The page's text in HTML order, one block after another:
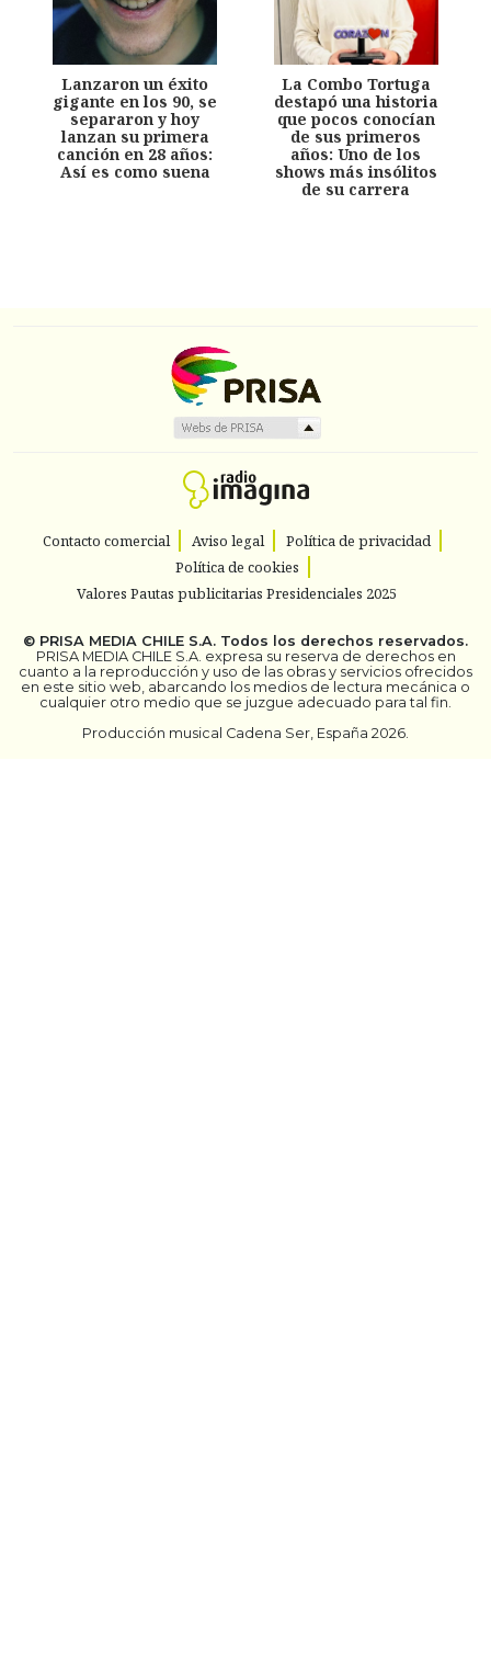
Lanzaron un éxito
gigante en los 90, se
separaron y hoy
lanzan su primera
canción en 28 años:
Así es como suena
La Combo Tortuga
destapó una historia
que pocos conocían
de sus primeros
años: Uno de los
shows más insólitos
de su carrera
Contacto comercial Aviso legal
Política de privacidad
Política de cookies
Valores Pautas publicitarias Presidenciales 2025
© PRISA MEDIA CHILE S.A. Todos los derechos reservados.
PRISA MEDIA CHILE S.A. expresa su reserva de derechos en
cuanto a la reproducción y uso de las obras y servicios ofrecidos
en este sitio web, abarcando los medios de lectura mecánica o
cualquier otro medio que se juzgue adecuado para tal fin.
Producción musical Cadena Ser, España 2026.